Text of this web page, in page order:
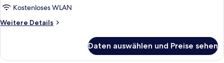
Kostenloses WLAN
Weitere Details
Weitere
2 Einzelbetten
Daten auswählen und Preise sehen